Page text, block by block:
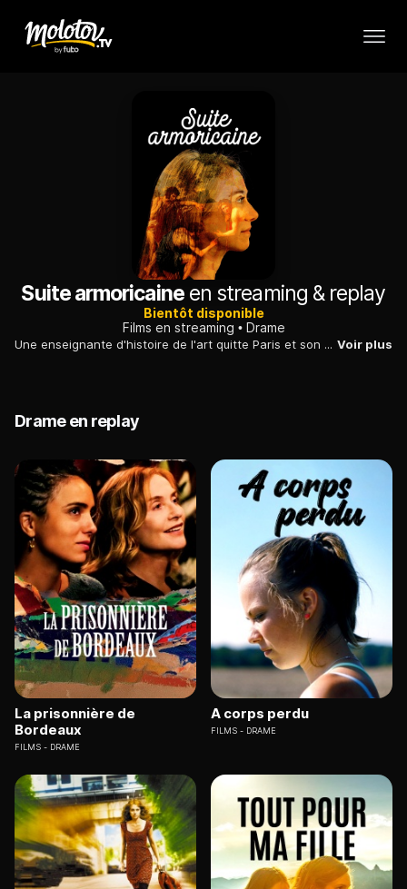
Suite armoricaineen streaming & replay
Bientôt disponible
Films en streaming
Drame
Une enseignante d'histoire de l'art quitte Paris et son compagnon pour retourner à Rennes. Là, elle renoue avec les amis de ses années d'études. Voir plus
Drame en replay
La prisonnière de
Bordeaux
FILMS DRAME
A corps perdu
FILMS DRAME